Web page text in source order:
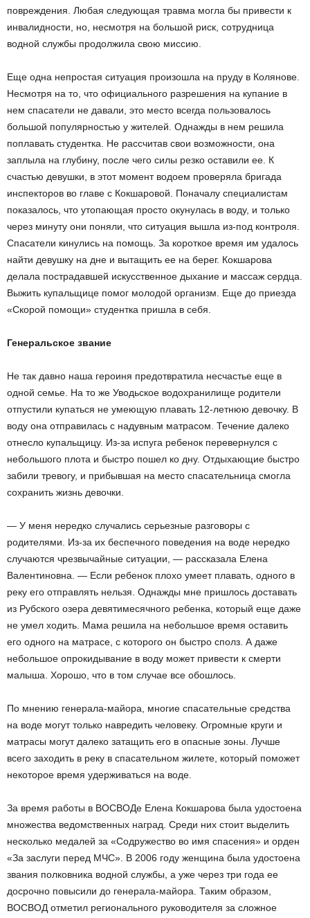
повреждения. Любая следующая травма могла бы привести к
инвалидности, но, несмотря на большой риск, сотрудница
водной службы продолжила свою миссию.
Еще одна непростая ситуация произошла на пруду в Колянове.
Несмотря на то, что официального разрешения на купание в
нем спасатели не давали, это место всегда пользовалось
большой популярностью у жителей. Однажды в нем решила
поплавать студентка. Не рассчитав свои возможности, она
заплыла на глубину, после чего силы резко оставили ее. К
счастью девушки, в этот момент водоем проверяла бригада
инспекторов во главе с Кокшаровой. Поначалу специалистам
показалось, что утопающая просто окунулась в воду, и только
через минуту они поняли, что ситуация вышла из-под контроля.
Спасатели кинулись на помощь. За короткое время им удалось
найти девушку на дне и вытащить ее на берег. Кокшарова
делала пострадавшей искусственное дыхание и массаж сердца.
Выжить купальщице помог молодой организм. Еще до приезда
«Скорой помощи» студентка пришла в себя.
Генеральское звание
Не так давно наша героиня предотвратила несчастье еще в
одной семье. На то же Уводьское водохранилище родители
отпустили купаться не умеющую плавать 12-летнюю девочку. В
воду она отправилась с надувным матрасом. Течение далеко
отнесло купальщицу. Из-за испуга ребенок перевернулся с
небольшого плота и быстро пошел ко дну. Отдыхающие быстро
забили тревогу, и прибывшая на место спасательница смогла
сохранить жизнь девочки.
— У меня нередко случались серьезные разговоры с
родителями. Из-за их беспечного поведения на воде нередко
случаются чрезвычайные ситуации, — рассказала Елена
Валентиновна. — Если ребенок плохо умеет плавать, одного в
реку его отправлять нельзя. Однажды мне пришлось доставать
из Рубского озера девятимесячного ребенка, который еще даже
не умел ходить. Мама решила на небольшое время оставить
его одного на матрасе, с которого он быстро сполз. А даже
небольшое опрокидывание в воду может привести к смерти
малыша. Хорошо, что в том случае все обошлось.
По мнению генерала-майора, многие спасательные средства
на воде могут только навредить человеку. Огромные круги и
матрасы могут далеко затащить его в опасные зоны. Лучше
всего заходить в реку в спасательном жилете, который поможет
некоторое время удерживаться на воде.
За время работы в ВОСВОДе Елена Кокшарова была удостоена
множества ведомственных наград. Среди них стоит выделить
несколько медалей за «Содружество во имя спасения» и орден
«За заслуги перед МЧС». В 2006 году женщина была удостоена
звания полковника водной службы, а уже через три года ее
досрочно повысили до генерала-майора. Таким образом,
ВОСВОД отметил регионального руководителя за сложное